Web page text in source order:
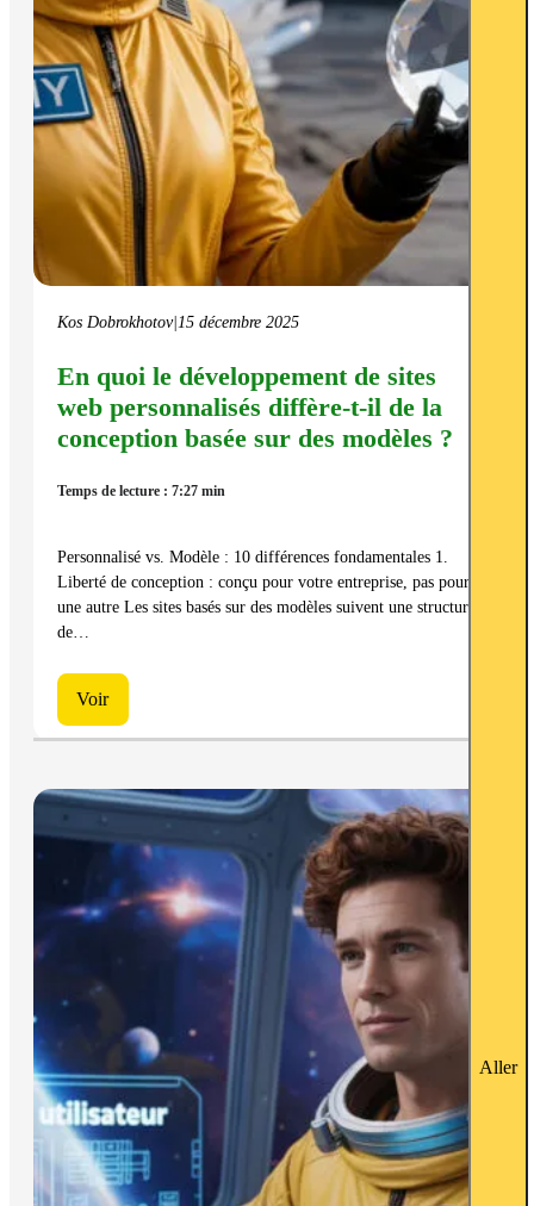
Kos Dobrokhotov| 15 décembre 2025
En quoi le développement de sites
web personnalisés diffère-t-il de la
conception basée sur des modèles ?
Temps de lecture : 7:27 min
Personnalisé vs. Modèle : 10 différences fondamentales 1.
Liberté de conception : conçu pour votre entreprise, pas pour
une autre Les sites basés sur des modèles suivent une structure
de…
Voir
Aller